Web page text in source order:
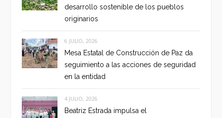
desarrollo sostenible de los pueblos
originarios
6 JULIO, 2026
Mesa Estatal de Construcción de Paz da
seguimiento a las acciones de seguridad
en la entidad
4 JULIO, 2026
Beatriz Estrada impulsa el